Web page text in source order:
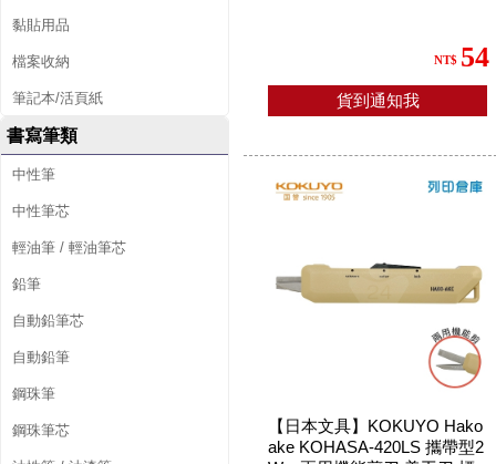
黏貼用品
檔案收納
筆記本/活頁紙
書寫筆類
中性筆
中性筆芯
輕油筆 / 輕油筆芯
鉛筆
自動鉛筆芯
自動鉛筆
鋼珠筆
鋼珠筆芯
NT$ 54
貨到通知我
【日本文具】KOKUYO Hako
ake KOHASA-420LS 攜帶型2